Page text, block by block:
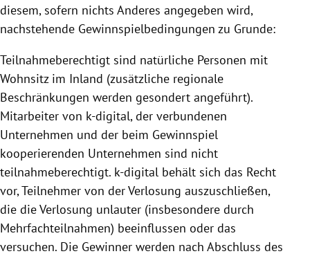
diesem, sofern nichts Anderes angegeben wird,
nachstehende Gewinnspielbedingungen zu Grunde:
Teilnahmeberechtigt sind natürliche Personen mit
Wohnsitz im Inland (zusätzliche regionale
Beschränkungen werden gesondert angeführt).
Mitarbeiter von k-digital, der verbundenen
Unternehmen und der beim Gewinnspiel
kooperierenden Unternehmen sind nicht
teilnahmeberechtigt. k-digital behält sich das Recht
vor, Teilnehmer von der Verlosung auszuschließen,
die die Verlosung unlauter (insbesondere durch
Mehrfachteilnahmen) beeinflussen oder das
versuchen. Die Gewinner werden nach Abschluss des